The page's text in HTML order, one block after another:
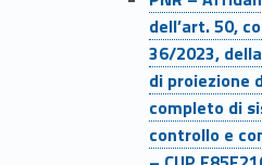
dell’art. 50,
36/2023,
di proiezione
completo di
controllo e